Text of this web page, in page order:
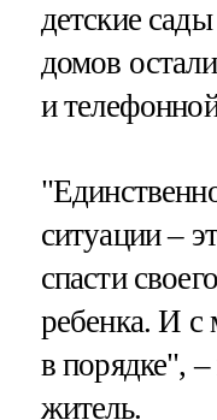
детские
домов
и
ситуации –
спасти
ребенка. И с
в порядке",
житель.